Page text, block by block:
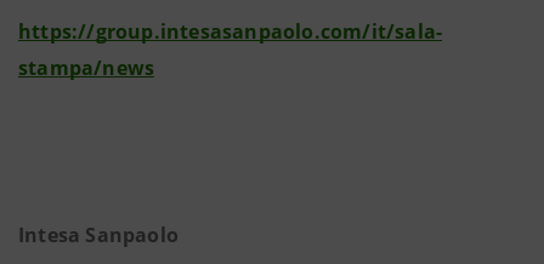
https://group.intesasanpaolo.com/it/sala-
stampa/news
Intesa Sanpaolo